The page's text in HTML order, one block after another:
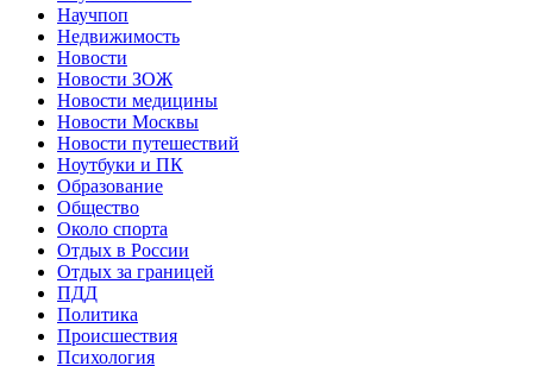
Научпоп
Недвижимость
Новости
Новости ЗОЖ
Новости медицины
Новости Москвы
Новости путешествий
Ноутбуки и ПК
Образование
Общество
Около спорта
Отдых в России
Отдых за границей
ПДД
Политика
Происшествия
Психология